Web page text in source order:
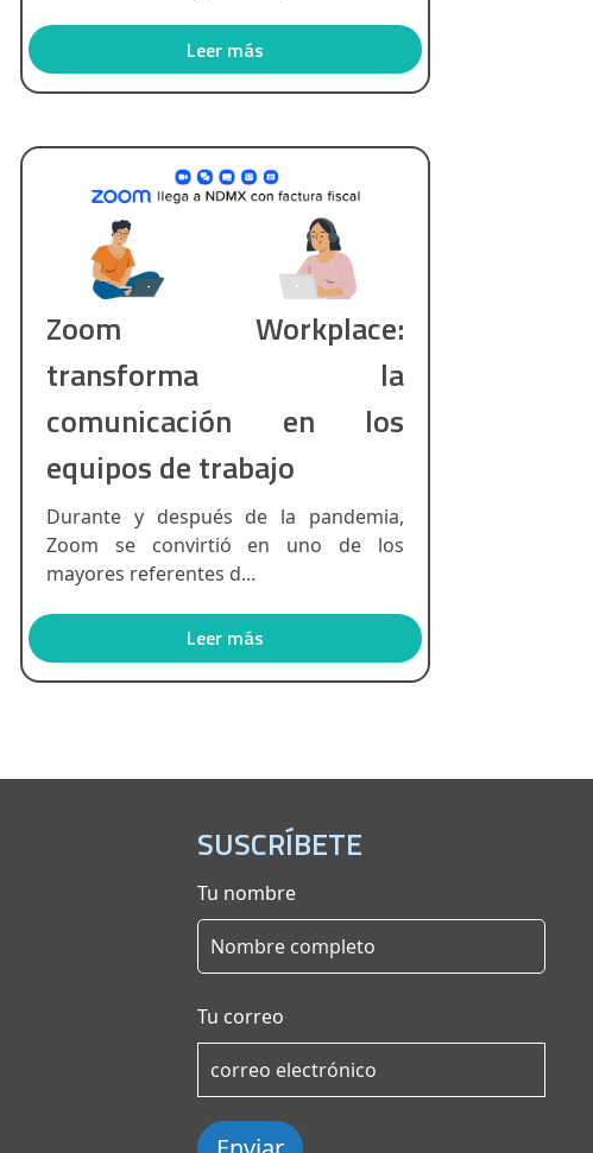
Leer más
Zoom Workplace:
transforma la
comunicación en los
equipos de trabajo
Durante y después de la pandemia,
Zoom se convirtió en uno de los
mayores referentes d...
Leer más
SUSCRÍBETE
Tu nombre
Tu correo